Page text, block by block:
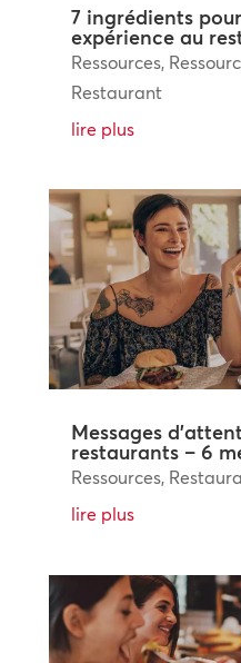
7 ingrédients
expérience au
Ressources,
Restaurant
lire plus
Messages
restaurants – 6
Ressources,
lire plus